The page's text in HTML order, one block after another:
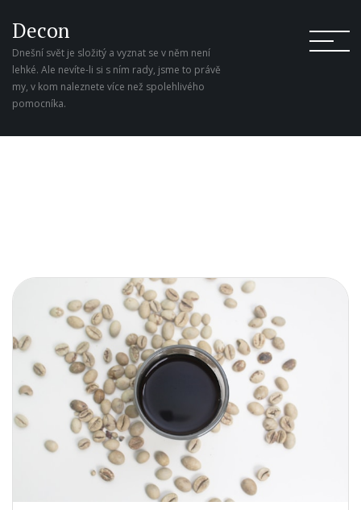
Decon
Dnešní svět je složitý a vyznat se v něm není
lehké. Ale nevíte-li si s ním rady, jsme to právě
my, v kom naleznete více než spolehlivého
pomocníka.